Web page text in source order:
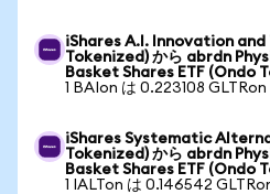
iShares A.I. Innovation
Tokenized) から abrdn
Basket Shares ETF (Ondo
1 BAIon は 0.223108 GLTRon
iShares Systematic
Tokenized) から abrdn
Basket Shares ETF (Ondo
1 IALTon は 0.146542